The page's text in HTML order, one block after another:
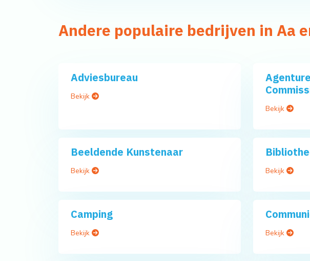
Andere populaire bedrijven in Aa
Adviesbureau
Bekijk
Bekijk
Beeldende Kunstenaar
Bekijk Bekijk
Camping
Bekijk Bekijk